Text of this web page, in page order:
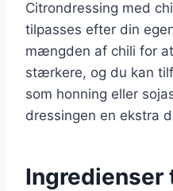
Citrondressing med
tilpasses efter din
mængden af chili for
stærkere, og du kan
som honning eller
dressingen en ekstra
Ingredienser